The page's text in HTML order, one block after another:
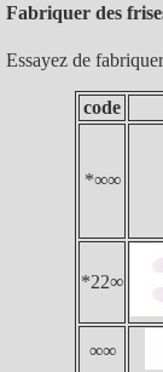
Fabriquer des
Essayez de
code
*∞∞
*22∞
∞∞